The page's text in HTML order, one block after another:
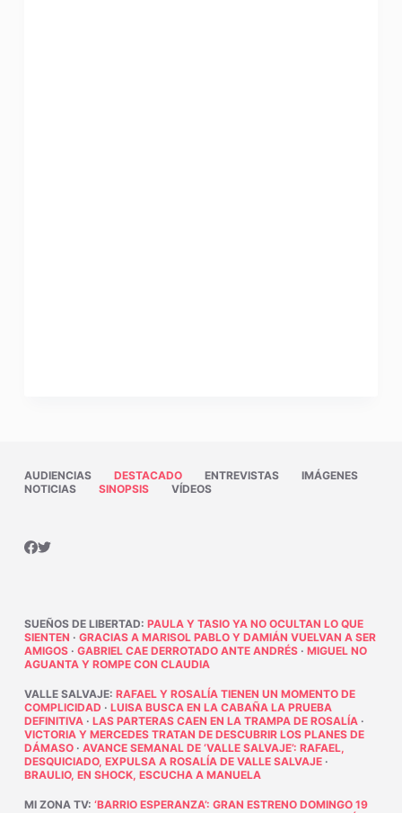
AUDIENCIAS DESTACADO ENTREVISTAS
IMÁGENES
NOTICIAS
SINOPSIS VÍDEOS
SUEÑOS DE LIBERTAD: PAULA Y TASIO YA NO OCULTAN LO QUE
SIENTEN · GRACIAS A MARISOL PABLO Y DAMIÁN VUELVAN A SER
AMIGOS· GABRIEL CAE DERROTADO ANTE ANDRÉS· MIGUEL NO
AGUANTA Y ROMPE CON CLAUDIA
VALLE SALVAJE: RAFAEL Y ROSALÍA TIENEN UN MOMENTO DE
COMPLICIDAD · LUISA BUSCA EN LA CABAÑA LA PRUEBA
DEFINITIVA· LAS PARTERAS CAEN EN LA TRAMPA DE ROSALÍA·
VICTORIA Y MERCEDES TRATAN DE DESCUBRIR LOS PLANES DE
DÁMASO· AVANCE SEMANAL DE ‘VALLE SALVAJE’: RAFAEL,
DESQUICIADO, EXPULSA A ROSALÍA DE VALLE SALVAJE·
BRAULIO, EN SHOCK, ESCUCHA A MANUELA
MI ZONA TV: ‘BARRIO ESPERANZA’: GRAN ESTRENO DOMINGO 19